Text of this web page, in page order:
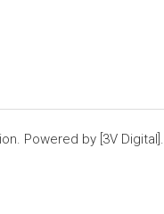
Powered by [3V Digital].